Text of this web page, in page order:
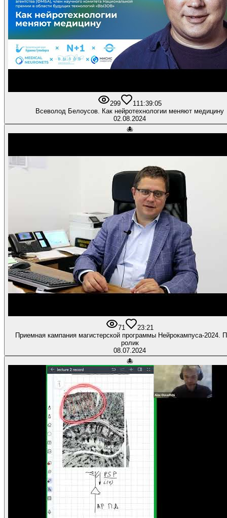
299 11 1:39:05
Всеволод Белоусов. Как нейротехнологии меняют медицину
02.08.2024
🐙
71 23:21
Приемная кампания магистерской программы Нейрокампуса-2024.
ролик
08.07.2024
🐙